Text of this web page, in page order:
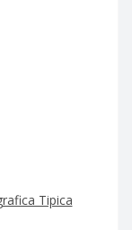
Tipica